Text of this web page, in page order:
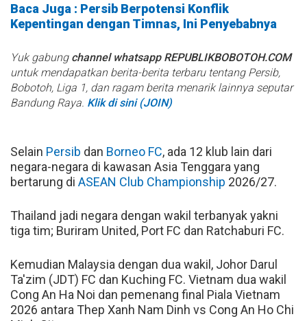
Baca Juga : Persib Berpotensi Konflik
Kepentingan dengan Timnas, Ini Penyebabnya
Yuk gabung channel whatsapp REPUBLIKBOBOTOH.COM
untuk mendapatkan berita-berita terbaru tentang Persib,
Bobotoh, Liga 1, dan ragam berita menarik lainnya seputar
Bandung Raya. Klik di sini (JOIN)
Selain Persib dan Borneo FC, ada 12 klub lain dari
negara-negara di kawasan Asia Tenggara yang
bertarung di ASEAN Club Championship 2026/27.
Thailand jadi negara dengan wakil terbanyak yakni
tiga tim; Buriram United, Port FC dan Ratchaburi FC.
Kemudian Malaysia dengan dua wakil, Johor Darul
Ta'zim (JDT) FC dan Kuching FC. Vietnam dua wakil
Cong An Ha Noi dan pemenang final Piala Vietnam
2026 antara Thep Xanh Nam Dinh vs Cong An Ho Chi